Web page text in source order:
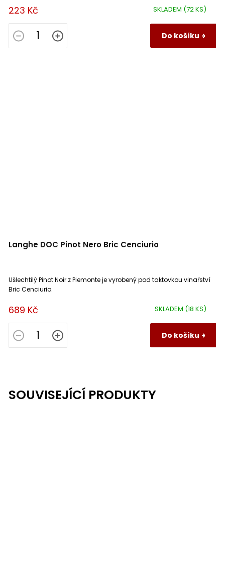
SKLADEM (72 KS)
223 Kč
Do košíku
Langhe DOC Pinot Nero Bric Cenciurio
SKLADEM (18 KS)
689 Kč
Do košíku
Ušlechtilý Pinot Noir z Piemonte je vyrobený pod taktovkou vinařství
Bric Cenciurio.
SOUVISEJÍCÍ PRODUKTY